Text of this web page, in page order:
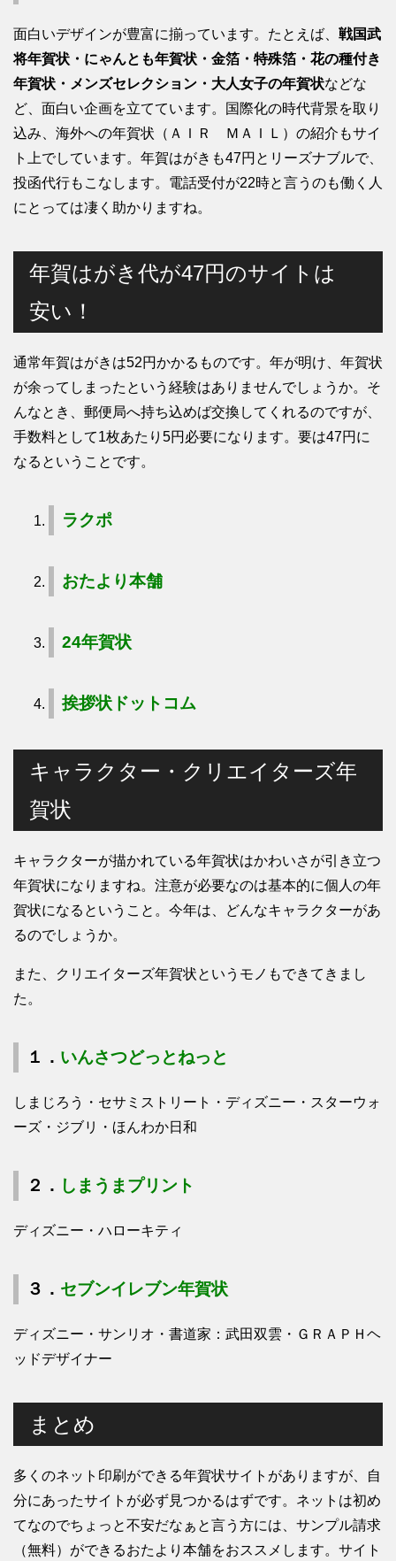
面白いデザインが豊富に揃っています。たとえば、 戦国武
将年賀状・にゃんとも年賀状・金箔・特殊箔・花の種付き
年賀状・メンズセレクション・大人女子の年賀状などな
ど、面白い企画を立てています。国際化の時代背景を取り
込み、海外への年賀状（ＡＩＲ ＭＡＩＬ）の紹介もサイ
ト上でしています。年賀はがきも47円とリーズナブルで、
投函代行もこなします。電話受付が22時と言うのも働く人
にとっては凄く助かりますね。
年賀はがき代が47円のサイトは
安い！
通常年賀はがきは52円かかるものです。年が明け、年賀状
が余ってしまったという経験はありませんでしょうか。そ
んなとき、郵便局へ持ち込めば交換してくれるのですが、
手数料として1枚あたり5円必要になります。要は47円に
なるということです。
ラクポ
おたより本舗
24年賀状
挨拶状ドットコム
キャラクター・クリエイターズ年
賀状
キャラクターが描かれている年賀状はかわいさが引き立つ
年賀状になりますね。注意が必要なのは基本的に個人の年
賀状になるということ。今年は、どんなキャラクターがあ
るのでしょうか。
また、クリエイターズ年賀状というモノもできてきまし
た。
１． いんさつどっとねっと
しまじろう・セサミストリート・ディズニー・スターウォ
ーズ・ジブリ・ほんわか日和
２． しまうまプリント
ディズニー・ハローキティ
３． セブンイレブン年賀状
ディズニー・サンリオ・書道家：武田双雲・ＧＲＡＰＨヘ
ッドデザイナー
まとめ
多くのネット印刷ができる年賀状サイトがありますが、自
分にあったサイトが必ず見つかるはずです。ネットは初め
てなのでちょっと不安だなぁと言う方には、サンプル請求
（無料）ができるおたより本舗をおススメします。サイト